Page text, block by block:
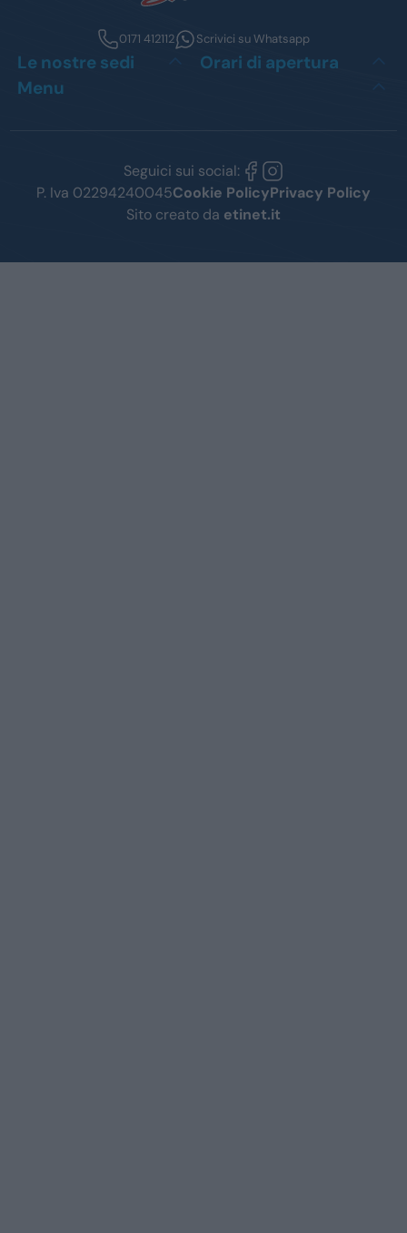
0171 412112 Scrivici su Whatsapp
Le nostre sedi
Orari di apertura
Menu
Seguici sui social:
P. Iva 02294240045Cookie PolicyPrivacy Policy
Sito creato da etinet.it